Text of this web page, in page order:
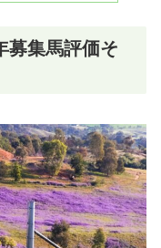
募集馬評価そ